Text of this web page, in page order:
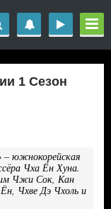
1 Сезон
– южнокорейская
Чха Ён Хуна.
Чжи Сок, Кан
Чхве Дэ Чхоль и